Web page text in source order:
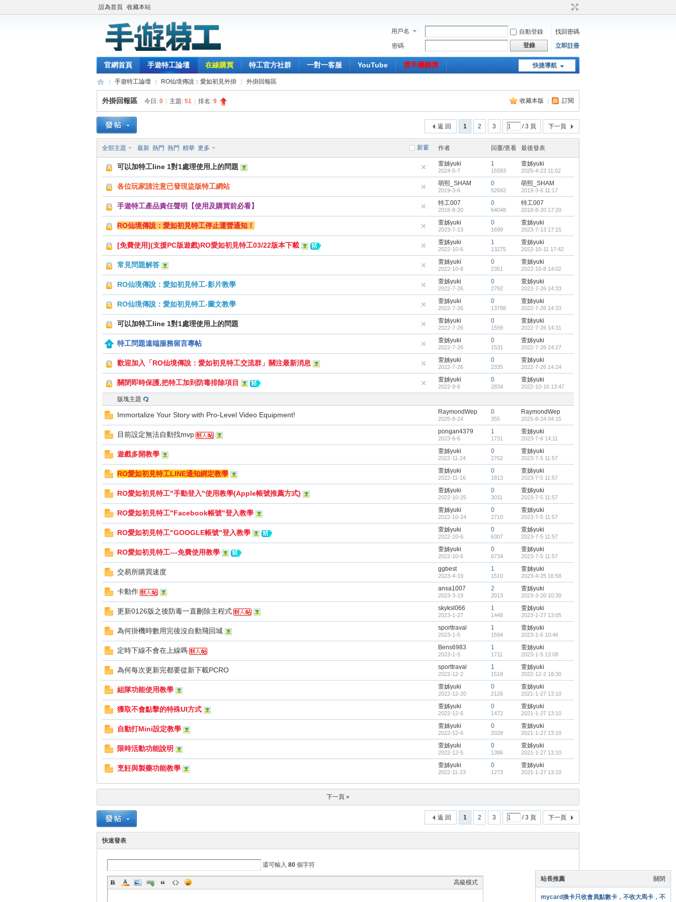
設為首頁 收藏本站
用戶名 自動登錄
找回密碼
密碼
登錄 立即註冊
快捷導航
官網首頁 手遊特工論壇 在線購買 特工官方社群 一對一客服 YouTube
雲手機購買
遊
»
手遊特工論壇 RO仙境傳說：愛如初見外掛 外掛回報區
收藏本版 訂閱
外掛回報區 今日: 0 主題: 51 排名: 9
1 2 3 / 3 頁 下一頁
返 回
新窗
全部主題 最新 熱門 熱門 精華 更多 作者 回覆/查看 最後發表
可以加特工line 1對1處理使用上的問題 萱姊yuki
2024-5-7
1
15583
萱姊yuki
2025-4-23 11:02
各位玩家請注意已發現盜版特工網站 萌熙_SHAM
2019-3-6
0
52642
萌熙_SHAM
2019-3-6 11:17
手遊特工產品責任聲明【使用及購買前必看】 特工007
2018-8-20
0
64048
特工007
2018-8-20 17:20
RO仙境傳說：愛如初見特工停止運營通知！ 萱姊yuki
2023-7-13
0
1699
萱姊yuki
2023-7-13 17:15
[免費使用](支援PC版遊戲)RO愛如初見特工03/22版本下載 萱姊yuki
2022-10-6
1
13275
萱姊yuki
2022-10-11 17:42
常見問題解答 萱姊yuki
2022-10-8
0
2351
萱姊yuki
2022-10-8 14:02
RO仙境傳說：愛如初見特工-影片教學 萱姊yuki
2022-7-26
0
2792
萱姊yuki
2022-7-26 14:33
RO仙境傳說：愛如初見特工-圖文教學 萱姊yuki
2022-7-26
0
13788
萱姊yuki
2022-7-26 14:33
可以加特工line 1對1處理使用上的問題 萱姊yuki
2022-7-26
0
1559
萱姊yuki
2022-7-26 14:31
特工問題遠端服務留言專帖 萱姊yuki
2022-7-26
0
1531
萱姊yuki
2022-7-26 14:27
歡迎加入「RO仙境傳說：愛如初見特工交流群」關注最新消息 萱姊yuki
2022-7-26
0
2335
萱姊yuki
2022-7-26 14:24
關閉即時保護,把特工加到防毒排除項目 萱姊yuki
2022-9-6
0
2834
萱姊yuki
2022-10-10 13:47
版塊主題
Immortalize Your Story with Pro-Level Video Equipment! RaymondWep
2025-8-24
0
355
RaymondWep
2025-8-24 04:15
目前設定無法自動找mvp pongan4379
2023-6-6
1
1731
萱姊yuki
2023-7-6 14:11
遊戲多開教學 萱姊yuki
2022-11-24
0
2762
萱姊yuki
2023-7-5 11:57
RO愛如初見特工LINE通知綁定教學 萱姊yuki
2022-11-16
0
1813
萱姊yuki
2023-7-5 11:57
RO愛如初見特工"手動登入"使用教學(Apple帳號推薦方式) 萱姊yuki
2022-10-25
0
3011
萱姊yuki
2023-7-5 11:57
RO愛如初見特工"Facebook帳號"登入教學 萱姊yuki
2022-10-24
0
2710
萱姊yuki
2023-7-5 11:57
RO愛如初見特工"GOOGLE帳號"登入教學 萱姊yuki
2022-10-6
0
6307
萱姊yuki
2023-7-5 11:57
RO愛如初見特工---免費使用教學 萱姊yuki
2022-10-6
0
6734
萱姊yuki
2023-7-5 11:57
交易所購買速度 ggbest
2023-4-19
1
1510
萱姊yuki
2023-4-25 16:58
卡動作 ansa1007
2023-3-19
2
2013
萱姊yuki
2023-3-20 10:39
更新0126版之後防毒一直刪除主程式 skyksl066
2023-1-27
1
1448
萱姊yuki
2023-1-27 13:05
為何掛機時數用完後沒自動飛回城 sporttraval
2023-1-5
1
1594
萱姊yuki
2023-1-6 10:46
定時下線不會在上線嗎 Bens6983
2023-1-5
1
1711
萱姊yuki
2023-1-5 13:08
為何每次更新完都要從新下載PCRO sporttraval
2022-12-2
1
1518
萱姊yuki
2022-12-2 18:30
組隊功能使用教學 萱姊yuki
2022-12-20
0
2126
萱姊yuki
2021-1-27 13:10
獲取不會點擊的特殊UI方式 萱姊yuki
2022-12-6
0
1472
萱姊yuki
2021-1-27 13:10
自動打Mini設定教學 萱姊yuki
2022-12-6
0
2028
萱姊yuki
2021-1-27 13:10
限時活動功能說明 萱姊yuki
2022-12-5
0
1386
萱姊yuki
2021-1-27 13:10
烹飪與製藥功能教學 萱姊yuki
2022-11-23
0
1273
萱姊yuki
2021-1-27 13:10
下一頁 »
1 2 3 / 3 頁 下一頁
返 回
快速發表
還可輸入 80 個字符
高級模式 關閉
站長推薦
mycard換卡只收會員點數卡，不收大馬卡，不